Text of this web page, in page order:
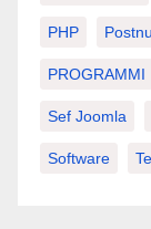
PHP
PROGRAMMI
Sef Joomla
Software